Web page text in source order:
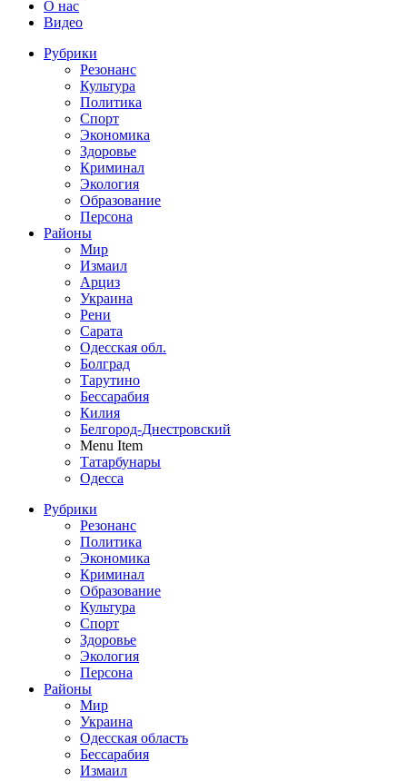
О нас
Видео
Рубрики
Резонанс
Культура
Политика
Спорт
Экономика
Здоровье
Криминал
Экология
Образование
Персона
Районы
Мир
Измаил
Арциз
Украина
Рени
Сарата
Одесская обл.
Болград
Тарутино
Бессарабия
Килия
Белгород-Днестровский
Menu Item
Татарбунары
Одесса
Рубрики
Резонанс
Политика
Экономика
Криминал
Образование
Культура
Спорт
Здоровье
Экология
Персона
Районы
Мир
Украина
Одесская область
Бессарабия
Измаил